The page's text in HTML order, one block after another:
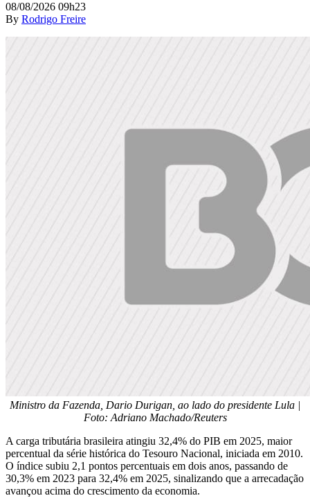
08/08/2026 09h23
By Rodrigo Freire
Ministro da Fazenda, Dario Durigan, ao lado do presidente Lula |
Foto: Adriano Machado/Reuters
A carga tributária brasileira atingiu 32,4% do PIB em 2025, maior
percentual da série histórica do Tesouro Nacional, iniciada em 2010.
O índice subiu 2,1 pontos percentuais em dois anos, passando de
30,3% em 2023 para 32,4% em 2025, sinalizando que a arrecadação
avançou acima do crescimento da economia.